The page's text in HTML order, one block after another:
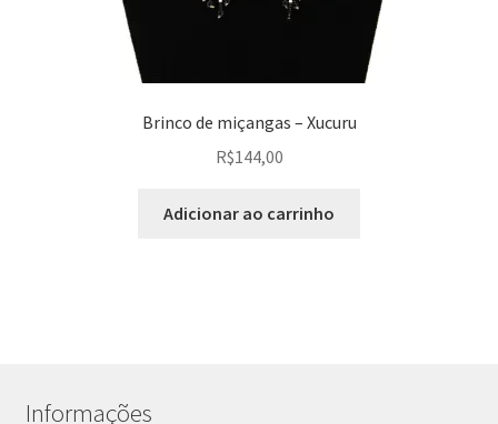
Brinco de miçangas – Xucuru
R$144,00
Adicionar ao carrinho
Informações